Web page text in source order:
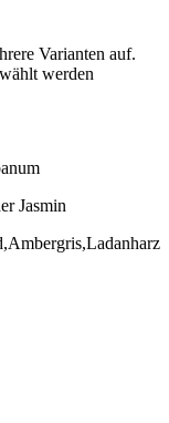
Varianten auf.
werden
Jasmin